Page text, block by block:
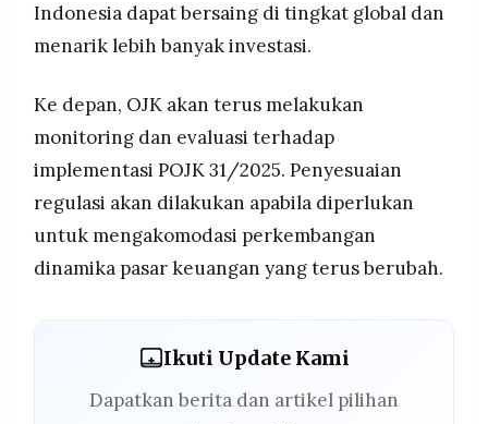
Indonesia dapat bersaing di tingkat global dan
menarik lebih banyak investasi.
Ke depan, OJK akan terus melakukan
monitoring dan evaluasi terhadap
implementasi POJK 31/2025. Penyesuaian
regulasi akan dilakukan apabila diperlukan
untuk mengakomodasi perkembangan
dinamika pasar keuangan yang terus berubah.
Ikuti Update Kami
Dapatkan berita dan artikel pilihan